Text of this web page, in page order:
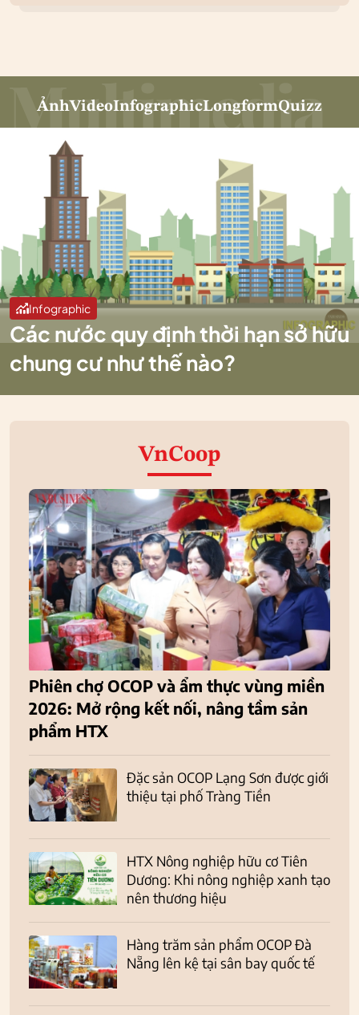
ẢnhVideoInfographicLongformQuizz
Infographic
Các nước quy định thời hạn sở hữu
chung cư như thế nào?
VnCoop
Phiên chợ OCOP và ẩm thực vùng miền
2026: Mở rộng kết nối, nâng tầm sản
phẩm HTX
Đặc sản OCOP Lạng Sơn được giới
thiệu tại phố Tràng Tiền
HTX Nông nghiệp hữu cơ Tiên
Dương: Khi nông nghiệp xanh tạo
nên thương hiệu
Hàng trăm sản phẩm OCOP Đà
Nẵng lên kệ tại sân bay quốc tế